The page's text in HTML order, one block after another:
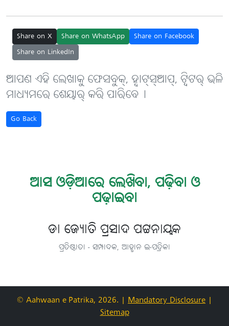
Share on X Share on WhatsApp
Share on Facebook
Share on LinkedIn
ଆପଣ ଏହି ଲେଖାକୁ ଫେସବୁକ୍, ହ୍ବାଟ୍‌ସ୍‌ଆପ୍, ଟ୍ବିଟର୍ ଭଳି
ମାଧ୍ୟମରେ ଶେୟାର୍ କରି ପାରିବେ୤
Go Back
ଆସ ଓଡ଼ିଆରେ ଲେଖିବା, ପଢ଼ିବା ଓ
ପଢ଼ାଇବା
ଡା ଜ୍ୟୋତି ପ୍ରସାଦ ପଟ୍ଟନାୟକ
ପ୍ରତିଷ୍ଠାତା - ସମ୍ପାଦକ, ଆହ୍ବାନ ଇ-ପତ୍ରିକା
© Aahwaan e-Patrika, 2026. | Mandatory Disclosure |
Sitemap